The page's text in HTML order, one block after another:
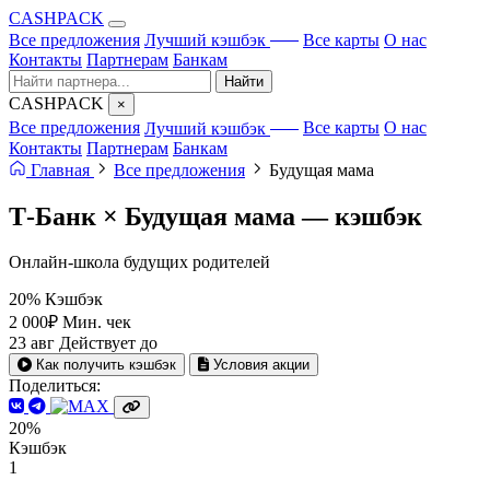
CASHPACK
Все предложения Лучший кэшбэк Все карты О нас
Контакты Партнерам Банкам
Найти
CASHPACK ×
Все предложения Лучший кэшбэк Все карты О нас
Контакты Партнерам Банкам
Главная
Все предложения Будущая мама
Т-Банк × Будущая мама —кэшбэк
Онлайн-школа будущих родителей
20% Кэшбэк
2 000₽ Мин. чек
23 авг Действует до
Как получить кэшбэк Условия акции
Поделиться:
20%
Кэшбэк
1